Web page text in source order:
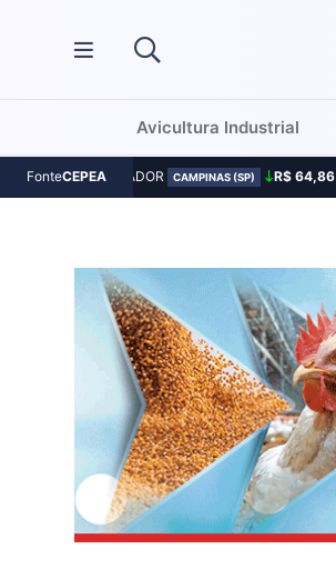
Avicultura Industrial
FonteCEPEA
MILHO - INDICADOR CAMPINAS (SP) R$ 64,86